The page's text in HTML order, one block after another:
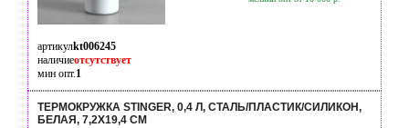
артикулkt006245
наличиеотсутствует
мин опт.1
ТЕРМОКРУЖКА STINGER, 0,4 Л, СТАЛЬ/ПЛАСТИК/СИЛИКОН,
БЕЛАЯ, 7,2Х19,4 СМ